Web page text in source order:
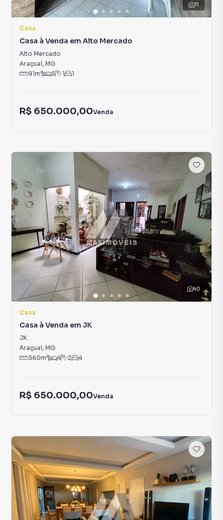
11
Casa
Casa à Venda em Alto Mercado
Alto Mercado
Araçuaí, MG
91m² 5 1 1
R$ 650.000,00Venda
40
Casa
Casa à Venda em JK
JK
Araçuaí, MG
360m² 4 2 4
R$ 650.000,00Venda